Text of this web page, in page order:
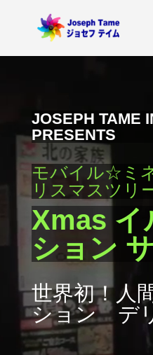
JOSEPH TAME
PRESENTS
モバイル☆ミ
リスマスツリ
Xmas イ
ション
世界初！人
ション デ